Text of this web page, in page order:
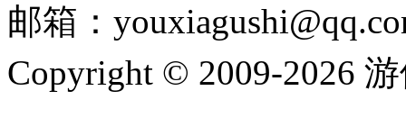
邮箱：
Copyright © 2009-2026